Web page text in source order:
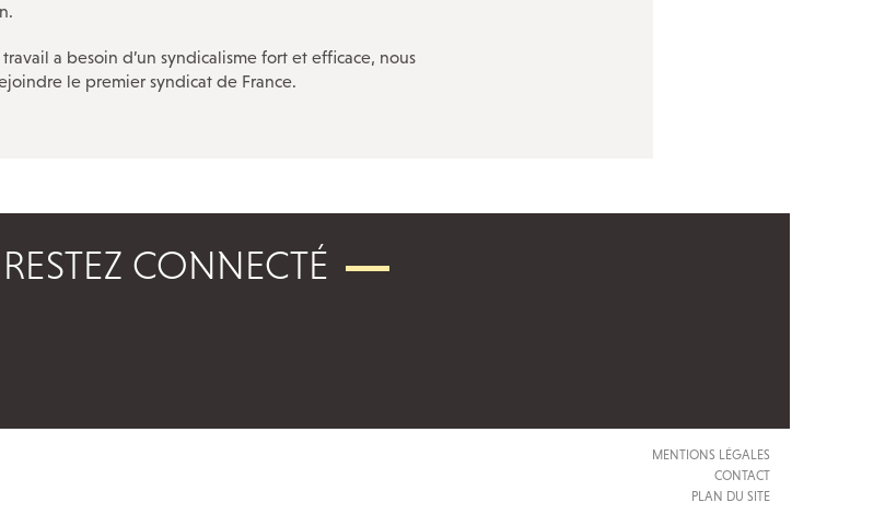
a besoin d’un syndicalisme fort et efficace, nous
le premier syndicat de France.
RESTEZ CONNECTÉ
MENTIONS LÉGALES
CONTACT
PLAN DU SITE